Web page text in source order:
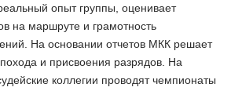
опыт группы, оценивает
на маршруте и грамотность
На основании отчетов МКК решает
и присвоения разрядов. На
коллегии проводят чемпионаты